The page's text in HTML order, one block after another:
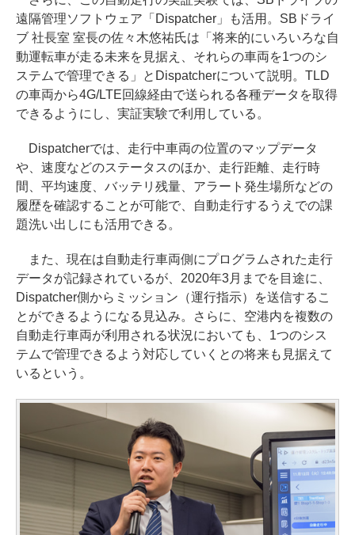
遠隔管理ソフトウェア「Dispatcher」も活用。SBドライ
ブ 社長室 室長の佐々木悠祐氏は「将来的にいろいろな自
動運転車が走る未来を見据え、それらの車両を1つのシ
ステムで管理できる」とDispatcherについて説明。TLD
の車両から4G/LTE回線経由で送られる各種データを取得
できるようにし、実証実験で利用している。
Dispatcherでは、走行中車両の位置のマップデータ
や、速度などのステータスのほか、走行距離、走行時
間、平均速度、バッテリ残量、アラート発生場所などの
履歴を確認することが可能で、自動走行するうえでの課
題洗い出しにも活用できる。
また、現在は自動走行車両側にプログラムされた走行
データが記録されているが、2020年3月までを目途に、
Dispatcher側からミッション（運行指示）を送信するこ
とができるようになる見込み。さらに、空港内を複数の
自動走行車両が利用される状況においても、1つのシス
テムで管理できるよう対応していくとの将来も見据えて
いるという。